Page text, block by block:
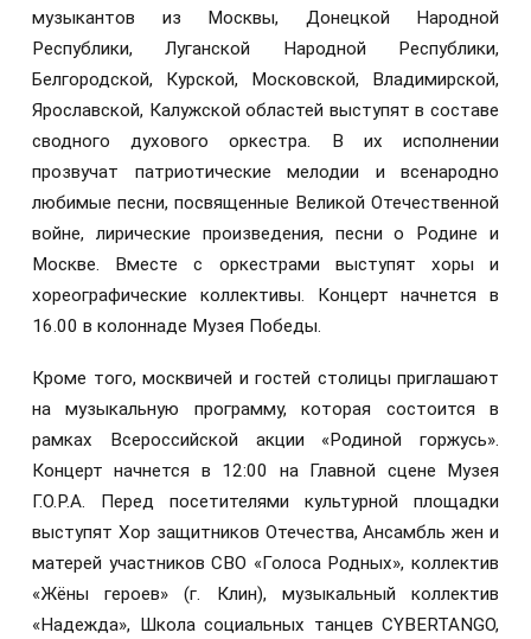
музыкантов из Москвы, Донецкой Народной
Республики, Луганской Народной Республики,
Белгородской, Курской, Московской, Владимирской,
Ярославской, Калужской областей выступят в составе
сводного духового оркестра. В их исполнении
прозвучат патриотические мелодии и всенародно
любимые песни, посвященные Великой Отечественной
войне, лирические произведения, песни о Родине и
Москве. Вместе с оркестрами выступят хоры и
хореографические коллективы. Концерт начнется в
16.00 в колоннаде Музея Победы.
Кроме того, москвичей и гостей столицы приглашают
на музыкальную программу, которая состоится в
рамках Всероссийской акции «Родиной горжусь».
Концерт начнется в 12:00
на Главной сцене Музея
Г.О.Р.А. Перед посетителями культурной площадки
выступят Хор защитников Отечества, Ансамбль жен и
матерей участников СВО «Голоса Родных», коллектив
«Жёны героев» (г. Клин), музыкальный коллектив
«Надежда», Школа социальных танцев CYBERTANGO,